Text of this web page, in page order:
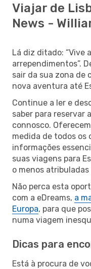
Viajar de
News -
Lá diz ditado: “Vive
arrependimentos”.
sair da sua zona de
nova aventura até
Continue a ler e
saber para reservar
connosco.
medida de todos os
informações
suas viagens para
o menos atribuladas
Não perca esta
com a eDreams, a
Europa, para que
numa viagem
Dicas para
Está à procura de